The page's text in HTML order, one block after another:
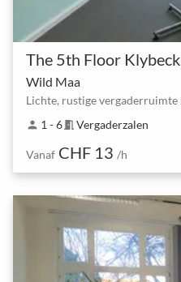
The 5th Floor Klybeck
Wild Maa
person 1 - 6meeting_room Vergaderzalen
Vanaf CHF 13 /h